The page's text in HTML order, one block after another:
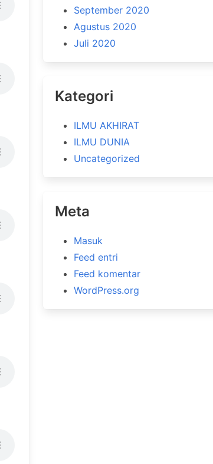
September 2020
Agustus 2020
Juli 2020
Kategori
ILMU AKHIRAT
ILMU DUNIA
Uncategorized
Meta
Masuk
Feed entri
Feed komentar
WordPress.org